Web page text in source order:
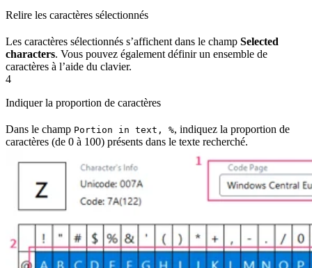
Relire les caractères sélectionnés
Les caractères sélectionnés s’affichent dans le champ Selected
characters. Vous pouvez également définir un ensemble de
caractères à l’aide du clavier.
4
Indiquer la proportion de caractères
Dans le champ Portion in text, %, indiquez la proportion de
caractères (de 0 à 100) présents dans le texte recherché.